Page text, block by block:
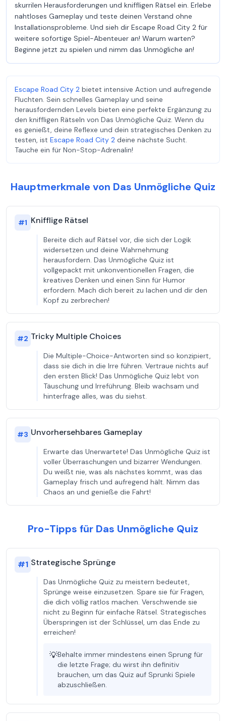
skurrilen Herausforderungen und kniffligen Rätsel ein. Erlebe
nahtloses Gameplay und teste deinen Verstand ohne
Installationsprobleme. Und sieh dir Escape Road City 2 für
weitere sofortige Spiel-Abenteuer an! Warum warten?
Beginne jetzt zu spielen und nimm das Unmögliche an!
Escape Road City 2 bietet intensive Action und aufregende
Fluchten. Sein schnelles Gameplay und seine
herausfordernden Levels bieten eine perfekte Ergänzung zu
den kniffligen Rätseln von Das Unmögliche Quiz. Wenn du
es genießt, deine Reflexe und dein strategisches Denken zu
testen, ist Escape Road City 2 deine nächste Sucht.
Tauche ein für Non-Stop-Adrenalin!
Hauptmerkmale von Das Unmögliche Quiz
#1 Knifflige Rätsel
Bereite dich auf Rätsel vor, die sich der Logik
widersetzen und deine Wahrnehmung
herausfordern. Das Unmögliche Quiz ist
vollgepackt mit unkonventionellen Fragen, die
kreatives Denken und einen Sinn für Humor
erfordern. Mach dich bereit zu lachen und dir den
Kopf zu zerbrechen!
#2 Tricky Multiple Choices
Die Multiple-Choice-Antworten sind so konzipiert,
dass sie dich in die Irre führen. Vertraue nichts auf
den ersten Blick! Das Unmögliche Quiz lebt von
Täuschung und Irreführung. Bleib wachsam und
hinterfrage alles, was du siehst.
#3 Unvorhersehbares Gameplay
Erwarte das Unerwartete! Das Unmögliche Quiz ist
voller Überraschungen und bizarrer Wendungen.
Du weißt nie, was als nächstes kommt, was das
Gameplay frisch und aufregend hält. Nimm das
Chaos an und genieße die Fahrt!
Pro-Tipps für Das Unmögliche Quiz
#1 Strategische Sprünge
Das Unmögliche Quiz zu meistern bedeutet,
Sprünge weise einzusetzen. Spare sie für Fragen,
die dich völlig ratlos machen. Verschwende sie
nicht zu Beginn für einfache Rätsel. Strategisches
Überspringen ist der Schlüssel, um das Ende zu
erreichen!
💡Behalte immer mindestens einen Sprung für
die letzte Frage; du wirst ihn definitiv
brauchen, um das Quiz auf Sprunki Spiele
abzuschließen.